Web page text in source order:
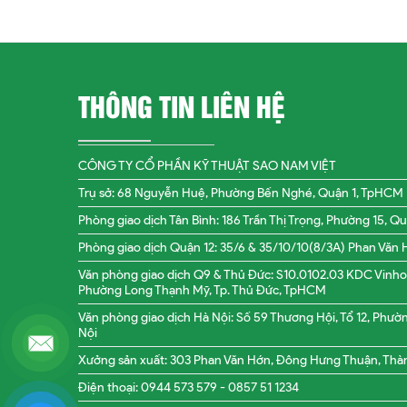
THÔNG TIN LIÊN HỆ
CÔNG TY CỔ PHẦN KỸ THUẬT SAO NAM VIỆT
Trụ sở: 68 Nguyễn Huệ, Phường Bến Nghé, Quận 1, TpHCM
Phòng giao dịch Tân Bình: 186 Trần Thị Trọng, Phường 15,
Phòng giao dịch Quận 12: 35/6 & 35/10/10(8/3A) Phan Văn
Văn phòng giao dịch Q9 & Thủ Đức: S10.0102.03 KDC
Phường Long Thạnh Mỹ, Tp. Thủ Đức, TpHCM
Văn phòng giao dịch Hà Nội: Số 59 Thương Hội, Tổ 12,
Nội
Xưởng sản xuất: 303 Phan Văn Hớn, Đông Hưng Thuận,
Điện thoại: 0944 573 579 - 0857 51 1234